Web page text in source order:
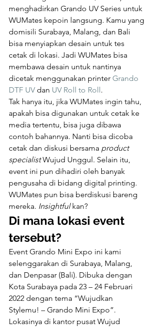
menghadirkan Grando UV Series untuk
WUMates kepoin langsung. Kamu yang
domisili Surabaya, Malang, dan Bali
bisa menyiapkan desain untuk tes
cetak di lokasi. Jadi WUMates bisa
membawa desain untuk nantinya
dicetak menggunakan printer Grando
DTF UV dan UV Roll to Roll.
Tak hanya itu, jika WUMates ingin tahu,
apakah bisa digunakan untuk cetak ke
media tertentu, bisa juga dibawa
contoh bahannya. Nanti bisa dicoba
cetak dan diskusi bersama product
specialist Wujud Unggul. Selain itu,
event ini pun dihadiri oleh banyak
pengusaha di bidang digital printing.
WUMates pun bisa berdiskusi bareng
mereka. Insightful kan?
Di mana lokasi event
tersebut?
Event Grando Mini Expo ini kami
selenggarakan di Surabaya, Malang,
dan Denpasar (Bali). Dibuka dengan
Kota Surabaya pada 23 – 24 Februari
2022 dengan tema “Wujudkan
Stylemu! – Grando Mini Expo”.
Lokasinya di kantor pusat Wujud